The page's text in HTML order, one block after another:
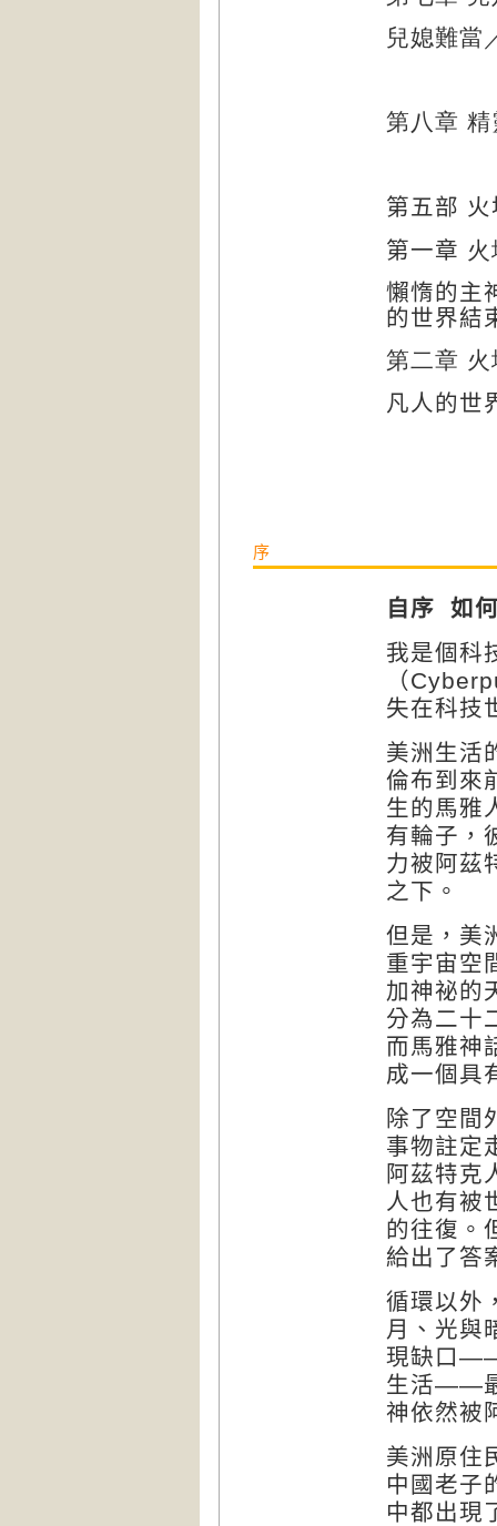
兒媳難當
第八章
第五部
第一章
懶惰的主
的世界結
第二章
凡人的世
序
自序
如
我是個科
（
失在科技
美洲生活
倫布到來
生的馬雅
有輪子，
力被阿茲
之下。
但是，美
重宇宙空
加神祕的
分為二十
而馬雅神
成一個具
除了空間
事物註定
阿茲特克
人也有被
的往復。
給出了答
循環以外
月、光與
現缺口——
生活——
神依然被
美洲原住
中國老子
中都出現